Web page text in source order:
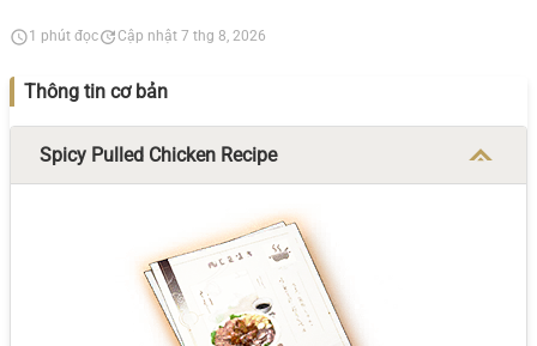
1 phút đọc Cập nhật 7 thg 8, 2026
Thông tin cơ bản
Spicy Pulled Chicken Recipe